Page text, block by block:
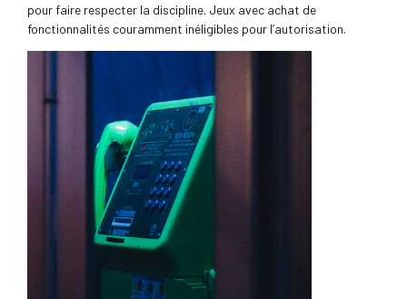
pour faire respecter la discipline. Jeux avec achat de
fonctionnalités couramment inéligibles pour l’autorisation.